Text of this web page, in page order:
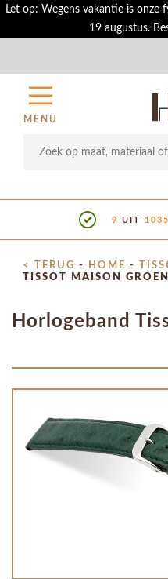
Let op: Wegens vakantie is onze
19 augustus.
MENU
BEOORDELINGEN
< TERUG - HOME -
TISSOT MAISON GROEN
Horlogeband